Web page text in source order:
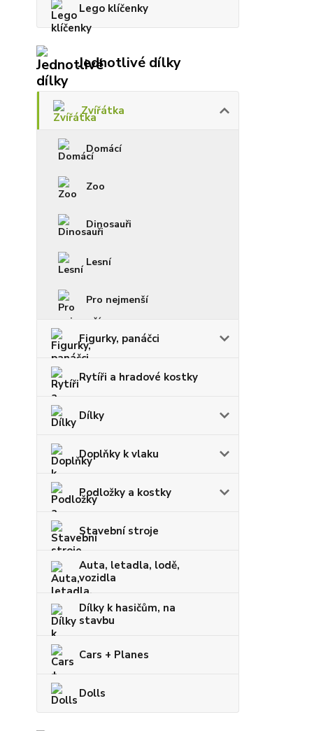
Lego klíčenky
Jednotlivé dílky
Zvířátka
Domácí
Zoo
Dinosauři
Lesní
Pro nejmenší
Figurky, panáčci
Rytíři a hradové kostky
Dílky
Doplňky k vlaku
Podložky a kostky
Stavební stroje
Auta, letadla, lodě,
vozidla
Dílky k hasičům, na
stavbu
Cars + Planes
Dolls